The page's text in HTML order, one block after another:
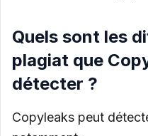
Quels sont les
plagiat que
détecter ?
Copyleaks peut